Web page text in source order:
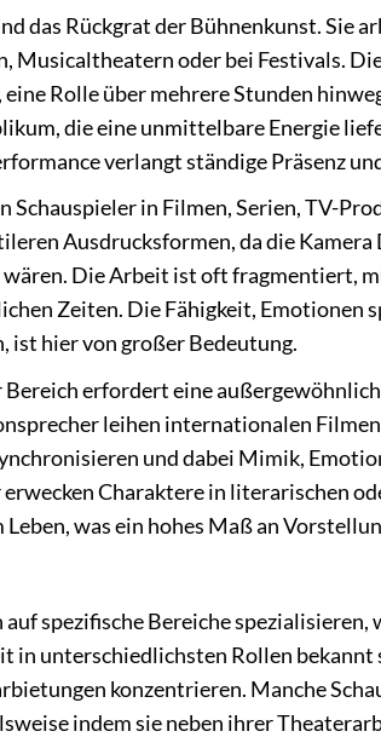
das Rückgrat der Bühnenkunst. Sie
Musicaltheatern oder bei Festivals.
Rolle über mehrere Stunden
die eine unmittelbare Energie
verlangt ständige Präsenz
Schauspieler in Filmen, Serien, TV-
Ausdrucksformen, da die
Die Arbeit ist oft fragmentiert,
Zeiten. Die Fähigkeit, Emotionen
ist hier von großer Bedeutung.
Bereich erfordert eine
leihen internationalen
und dabei Mimik,
Charaktere in literarischen
was ein hohes Maß an
spezifische Bereiche spezialisieren,
in unterschiedlichsten Rollen bekannt
konzentrieren. Manche
indem sie neben ihrer